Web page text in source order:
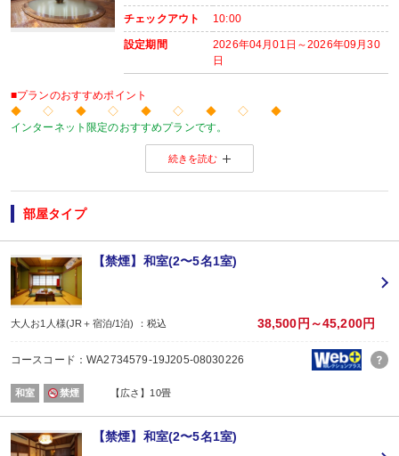
チェックアウト 10:00
設定期間
2026年04月01日～2026年09月30
日
■プランのおすすめポイント
◆ ◇ ◆ ◇ ◆ ◇ ◆ ◇ ◆
インターネット限定のおすすめプランです。
温泉旅館から市内のホテルまで人気のお宿をご用意！
※店頭・電話・メールでのお問合せや申込みは出来ません。
◆ ◇ ◆ ◇ ◆ ◇ ◆ ◇ ◆
【ご案内】
・館内は階段、段差が多くなっております。ご注意ください。
■夕食
場所:
宴会場
内容:
和食
【時間】18:00～または18:30～ ※チェックイン時ご案内いたします。
■朝食
内容:
和食
【時間】07：30～または08：00～ ※チェックイン時ご案内いたします。
続きを読む
部屋タイプ
【禁煙】和室(2〜5名1室)
大人お1人様(JR＋宿泊/1泊) ：税込 38,500円～45,200円
コースコード：WA2734579-19J205-08030226
和室 禁煙 【広さ】10畳
【禁煙】和室(2〜5名1室)